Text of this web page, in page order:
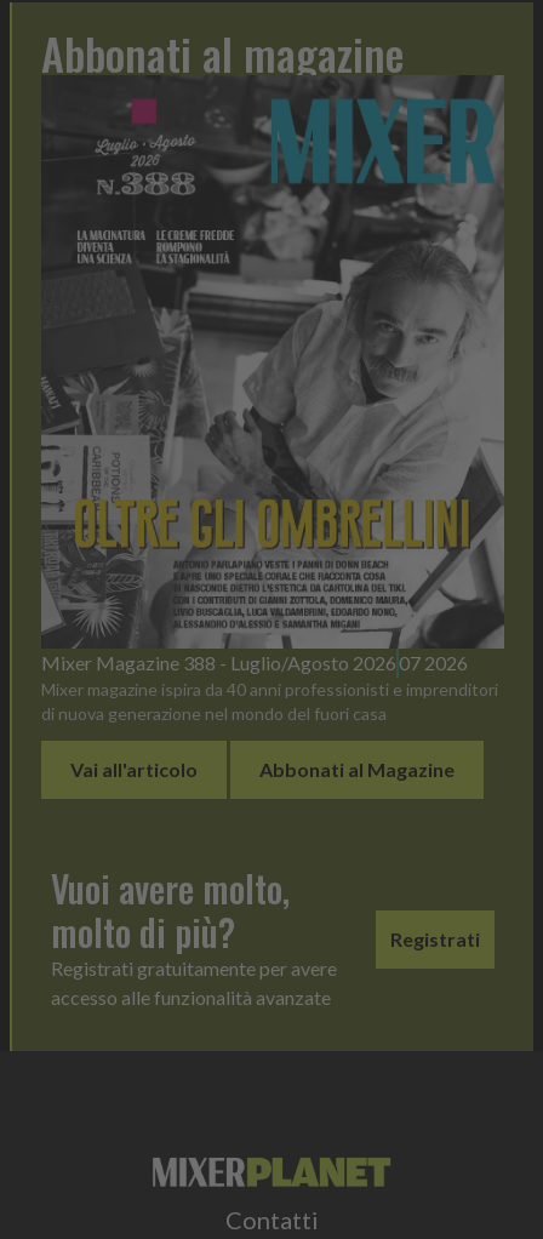
Abbonati al magazine
Mixer Magazine 388 - Luglio/Agosto 2026 07 2026
Mixer magazine ispira da 40 anni professionisti e imprenditori
di nuova generazione nel mondo del fuori casa
Vai all'articolo Abbonati al Magazine
Vuoi avere molto,
molto di più?
Registrati gratuitamente per avere
accesso alle funzionalità avanzate
Registrati
Contatti